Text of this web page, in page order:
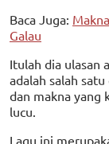
Baca Juga:
Galau
Itulah dia ulasan
adalah salah
dan makna yang
lucu.
Lagu ini